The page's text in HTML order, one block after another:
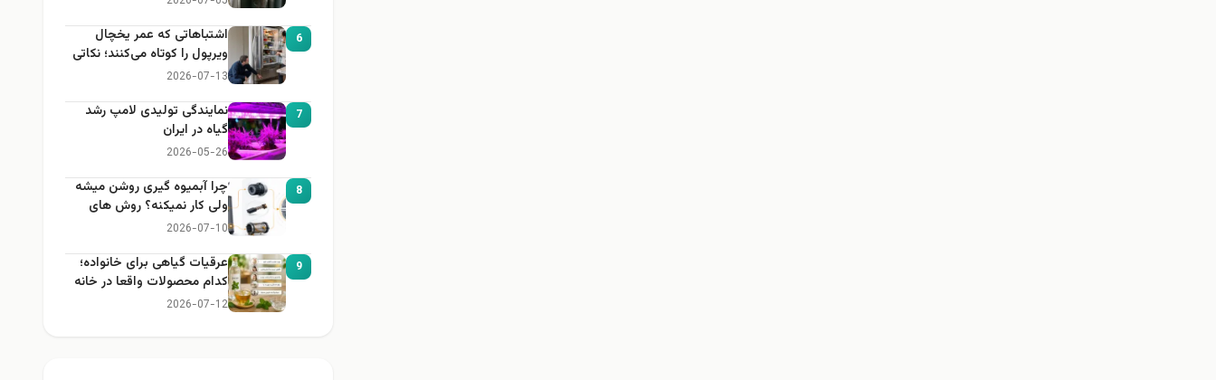
6
اشتباهاتی که عمر یخچال
ویرپول را کوتاه می‌کنند؛ نکاتی
که باید بدانید
2026-07-13
7
نمایندگی تولیدی لامپ رشد
گیاه در ایران
2026-05-26
8
چرا آبمیوه گیری روشن میشه
ولی کار نمیکنه؟ روش های
عیب یابی
2026-07-10
9
عرقیات گیاهی برای خانواده؛
کدام محصولات واقعا در خانه
کاربرد دارند؟
2026-07-12